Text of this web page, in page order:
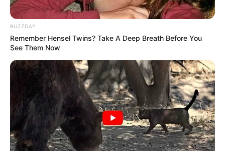
LIHAT ARTIKEL LAINNYA
BUZZDAY
Remember Hensel Twins? Take A Deep Breath Before You
See Them Now